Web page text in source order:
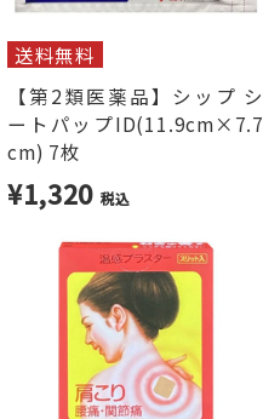
送料無料
【第2類医薬品】シップ シ
ートパップID(11.9cm×7.7
cm) 7枚
¥1,320 税込